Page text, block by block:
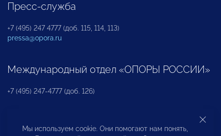
Пресс-служба
+7 (495) 247 4777 (доб. 115, 114, 113)
pressa@opora.ru
Международный отдел «ОПОРЫ РОССИИ»
+7 (495) 247-4777 (доб. 126)
Бюро по защите прав предпринимателей и
Мы используем cookie. Они помогают нам понять,